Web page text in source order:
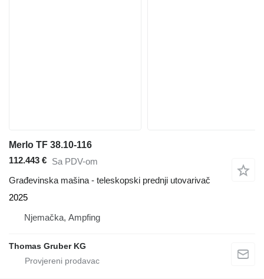
Merlo TF 38.10-116
112.443 € Sa PDV-om
Građevinska mašina - teleskopski prednji utovarivač
2025
Njemačka, Ampfing
Thomas Gruber KG